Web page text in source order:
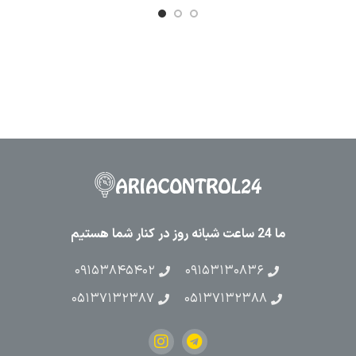
ما 24 ساعت شبانه روز در کنار شما هستیم
۰۹۱۵۳۱۳۰۸۳۶
۰۹۱۵۳۸۴۵۴۰۲
۰۵۱۳۷۱۳۲۳۸۸
۰۵۱۳۷۱۳۲۳۸۷